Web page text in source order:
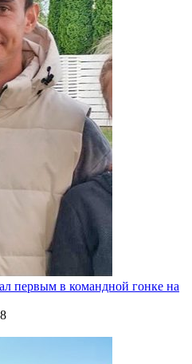
первым в командной гонке на